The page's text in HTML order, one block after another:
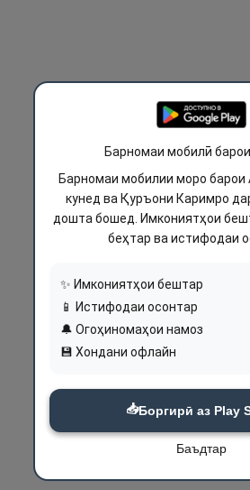
Барномаи мобилӣ
Барномаи мобилии моро барои
кунед ва Қуръони Каримро
дошта бошед. Имкониятҳои
беҳтар ва истифодаи
✨ Имкониятҳои бештар
📱 Истифодаи осонтар
🔔 Огоҳиномаҳои намоз
💾 Хондани офлайн
📥Боргирӣ аз Play
Баъдтар